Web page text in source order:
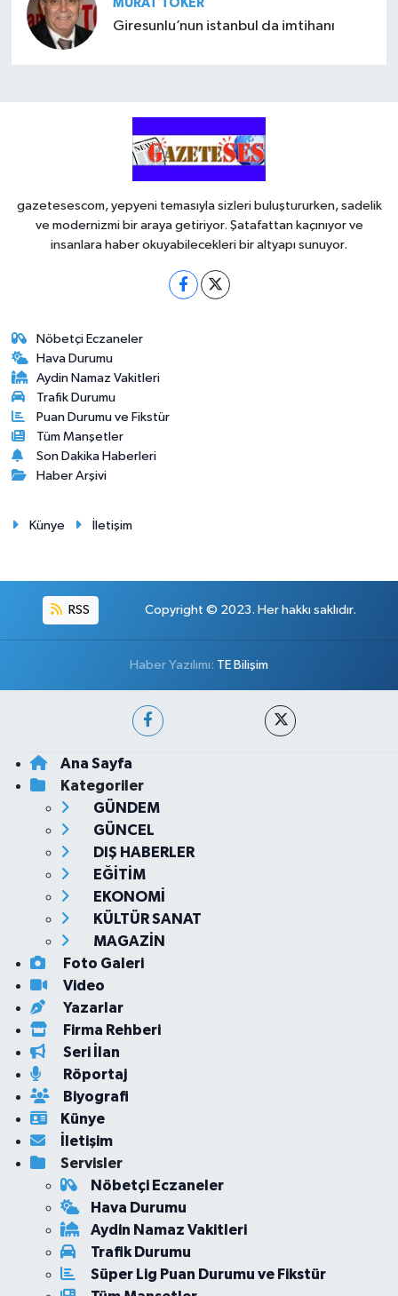
MURAT TOKER
Giresunlu’nun istanbul da imtihanı
gazetesescom, yepyeni temasıyla sizleri buluştururken, sadelik
ve modernizmi bir araya getiriyor. Şatafattan kaçınıyor ve
insanlara haber okuyabilecekleri bir altyapı sunuyor.
Nöbetçi Eczaneler
Hava Durumu
Aydin Namaz Vakitleri
Trafik Durumu
Puan Durumu ve Fikstür
Tüm Manşetler
Son Dakika Haberleri
Haber Arşivi
Künye İletişim
RSS Copyright © 2023. Her hakkı saklıdır.
Haber Yazılımı: TE Bilişim
Ana Sayfa
Kategoriler
GÜNDEM
GÜNCEL
DIŞ HABERLER
EĞİTİM
EKONOMİ
KÜLTÜR SANAT
MAGAZİN
Foto Galeri
Video
Yazarlar
Firma Rehberi
Seri İlan
Röportaj
Biyografi
Künye
İletişim
Servisler
Nöbetçi Eczaneler
Hava Durumu
Aydin Namaz Vakitleri
Trafik Durumu
Süper Lig Puan Durumu ve Fikstür